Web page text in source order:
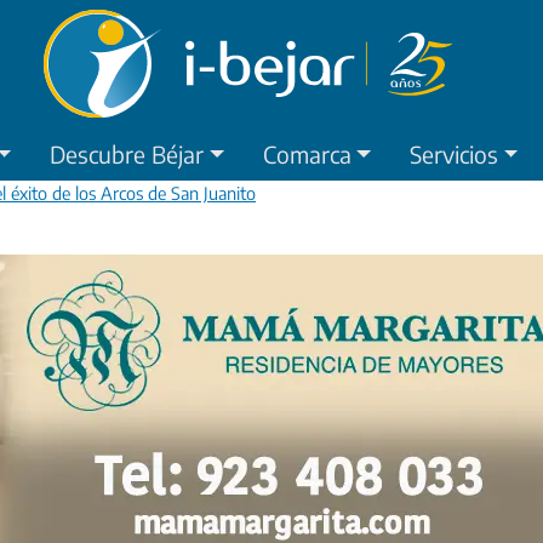
Descubre Béjar Comarca Servicios
éxito de los Arcos de San Juanito